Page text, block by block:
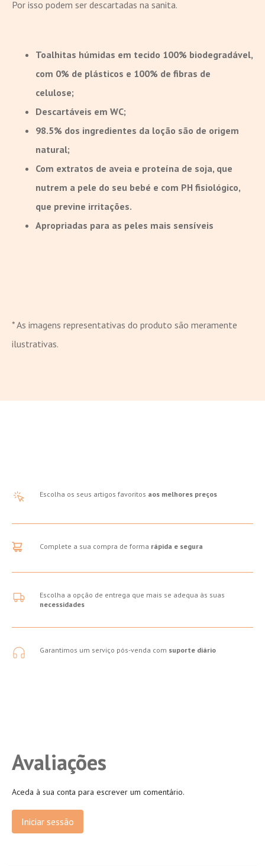
Por isso podem ser descartadas na sanita.
Toalhitas húmidas em tecido 100% biodegradável,
com 0% de plásticos e 100% de fibras de
celulose;
Descartáveis em WC;
98.5% dos ingredientes da loção são de origem
natural;
Com extratos de aveia e proteína de soja, que
nutrem a pele do seu bebé e com PH fisiológico,
que previne irritações.
Apropriadas para as peles mais sensíveis
* As imagens representativas do produto são meramente
ilustrativas.
Escolha os seus artigos favoritos aos melhores preços
Complete a sua compra de forma rápida e segura
Escolha a opção de entrega que mais se adequa às suas
necessidades
Garantimos um serviço pós-venda com suporte diário
Avaliações
Aceda à sua conta para escrever um comentário.
Iniciar sessão